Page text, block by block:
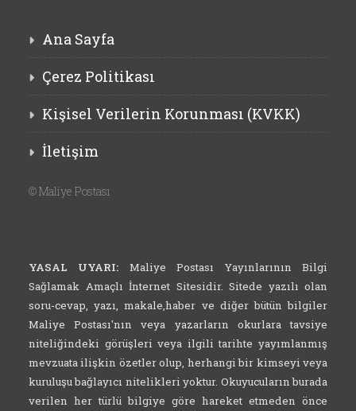
Ana Sayfa
Çerez Politikası
Kişisel Verilerin Korunması (KVKK)
İletişim
©Maliye Postası
YASAL UYARI: Maliye Postası Yayınlarının Bilgi
Sağlamak Amaçlı İnternet Sitesidir. Sitede yazılı olan
soru-cevap, yazı, makale,haber ve diğer bütün bilgiler
Maliye Postası'nın veya yazarların okurlara tavsiye
niteliğindeki görüşleri veya ilgili tarihte yayımlanmış
mevzuata ilişkin özetler olup, herhangi bir kimseyi veya
kuruluşu bağlayıcı nitelikleri yoktur. Okuyucuların burada
verilen her türlü bilgiye göre hareket etmeden önce